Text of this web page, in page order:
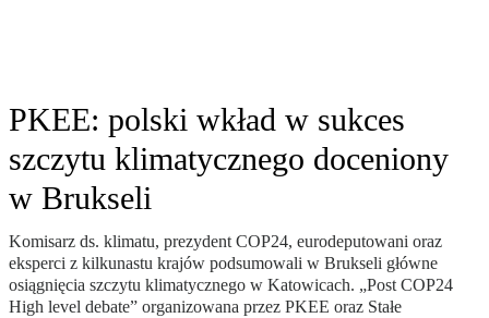
PKEE: polski wkład w sukces
szczytu klimatycznego doceniony
w Brukseli
Komisarz ds. klimatu, prezydent COP24, eurodeputowani oraz
eksperci z kilkunastu krajów podsumowali w Brukseli główne
osiągnięcia szczytu klimatycznego w Katowicach. „Post COP24
High level debate” organizowana przez PKEE oraz Stałe